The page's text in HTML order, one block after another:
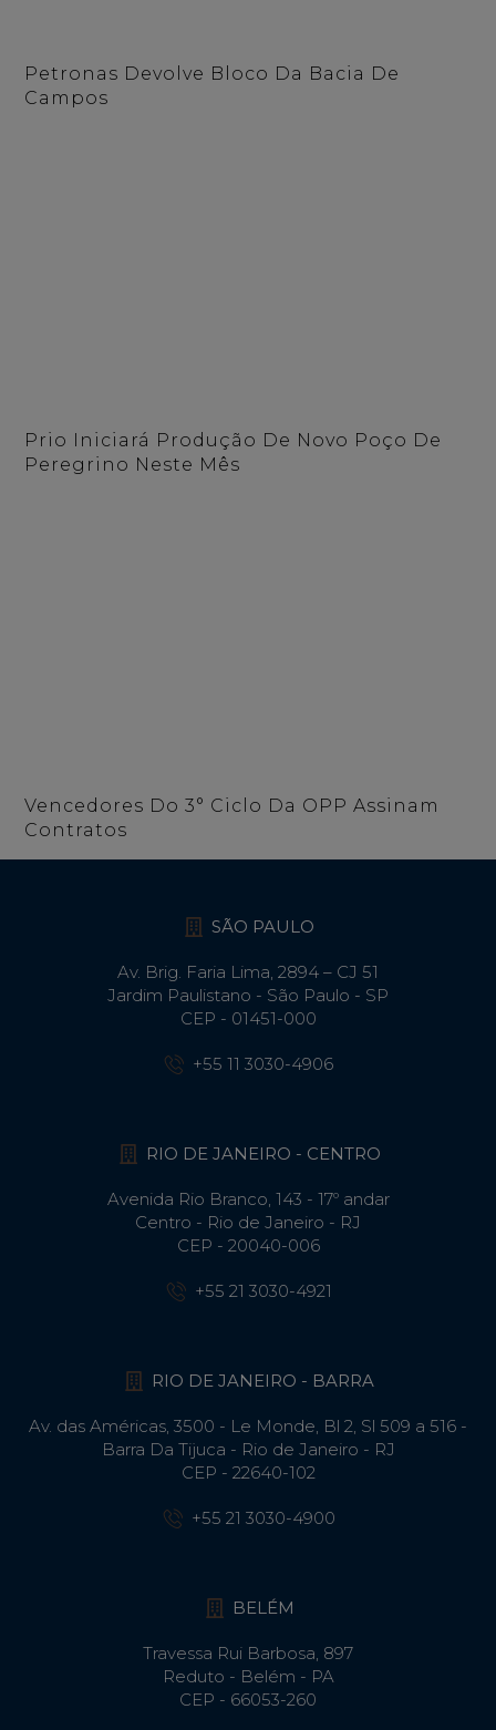
Petronas Devolve Bloco Da Bacia De
Campos
Prio Iniciará Produção De Novo Poço De
Peregrino Neste Mês
Vencedores Do 3° Ciclo Da OPP Assinam
Contratos
SÃO PAULO
Av. Brig. Faria Lima, 2894 – CJ 51
Jardim Paulistano - São Paulo - SP
CEP - 01451-000
+55 11 3030-4906
RIO DE JANEIRO - CENTRO
Avenida Rio Branco, 143 - 17º andar
Centro - Rio de Janeiro - RJ
CEP - 20040-006
+55 21 3030-4921
RIO DE JANEIRO - BARRA
Av. das Américas, 3500 - Le Monde, Bl 2, Sl 509 a 516 -
Barra Da Tijuca - Rio de Janeiro - RJ
CEP - 22640-102​
+55 21 3030-4900
BELÉM
Travessa Rui Barbosa, 897
Reduto - Belém - PA
CEP - 66053-260